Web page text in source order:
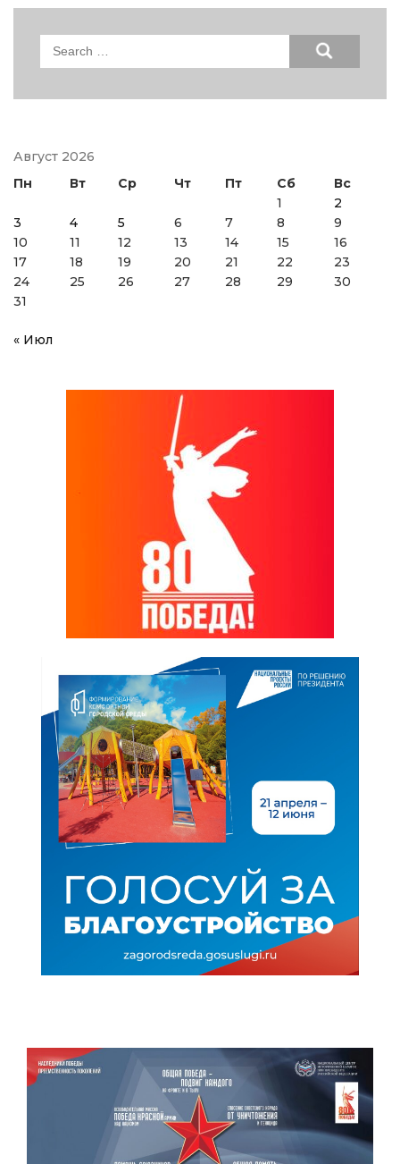
Search
Август 2026
Пн
Вт Ср Чт Пт Сб
Вс
1
2
3
4 5 6 7 8
9
10
11 12 13 14 15
16
17
18 19 20 21 22
23
24
25 26 27 28 29
30
31
« Июл